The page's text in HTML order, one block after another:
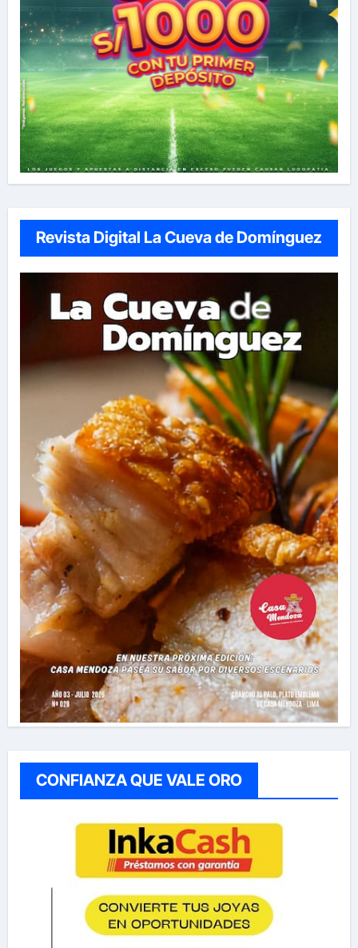
Revista Digital La Cueva de Domínguez
CONFIANZA QUE VALE ORO